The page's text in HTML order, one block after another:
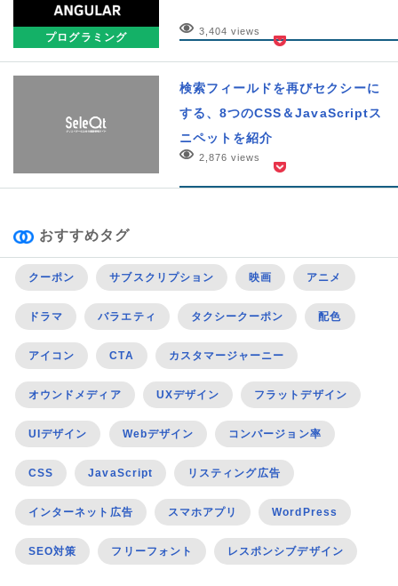
プログラミング 3,404 views
検索フィールドを再びセクシーに
する、8つのCSS＆JavaScriptス
ニペットを紹介
2,876 views
おすすめタグ
クーポン サブスクリプション 映画 アニメ
ドラマ バラエティ タクシークーポン 配色
アイコン CTA カスタマージャーニー
オウンドメディア UXデザイン フラットデザイン
UIデザイン Webデザイン コンバージョン率
CSS JavaScript リスティング広告
インターネット広告 スマホアプリ WordPress
SEO対策 フリーフォント レスポンシブデザイン